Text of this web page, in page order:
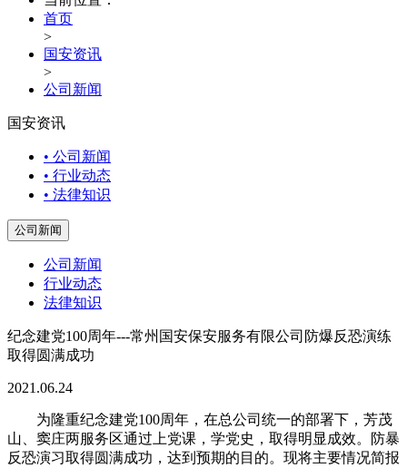
首页
>
国安资讯
>
公司新闻
国安资讯
• 公司新闻
• 行业动态
• 法律知识
公司新闻
公司新闻
行业动态
法律知识
纪念建党100周年---常州国安保安服务有限公司防爆反恐演练
取得圆满成功
2021.06.24
为隆重纪念建党100周年，在总公司统一的部署下，芳茂
山、窦庄两服务区通过上党课，学党史，取得明显成效。防暴
反恐演习取得圆满成功，达到预期的目的。现将主要情况简报